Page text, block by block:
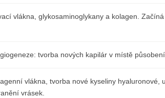
vlákna, glykosaminoglykany a kolagen.
tvorba nových kapilár v místě působení
vlákna, tvorba nové kyseliny hyaluronové,
vrásek.